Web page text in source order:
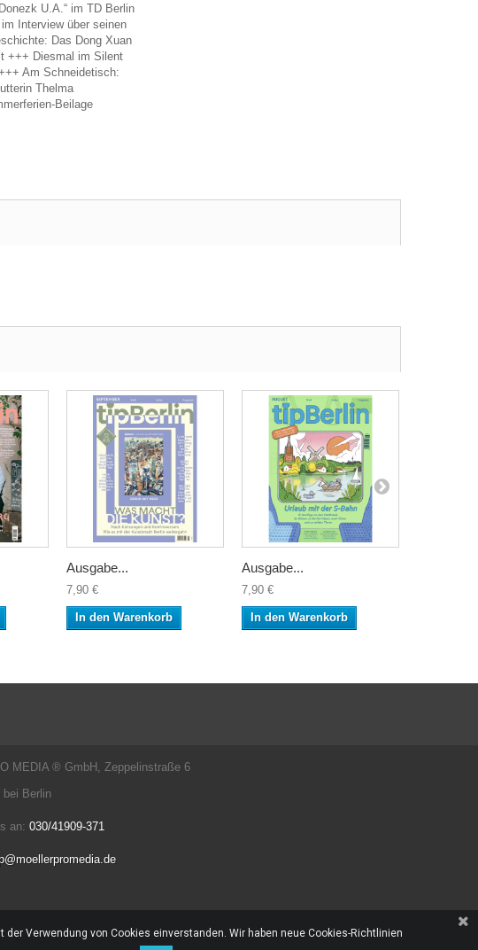
U.A.“ im TD Berlin
Interview über seinen
Das Dong Xuan
+++ Diesmal im Silent
Am Schneidetisch:
Thelma
Beilage
Ausgabe...
7,90 €
In den Warenkorb
Ausgabe...
7,90 €
In den Warenkorb
MEDIA ® GmbH, Zeppelinstraße 6
bei Berlin
an: 030/41909-371
Verwendung von Cookies einverstanden. Wir haben neue Cookies-Richtlinien